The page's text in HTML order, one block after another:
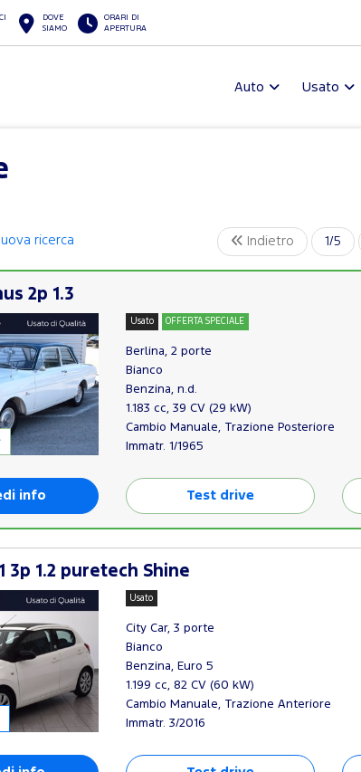
DOVE
SIAMO
ORARI DI
APERTURA
Auto Usato
ricerca Indietro 1/5
2p 1.3
Usato OFFERTA SPECIALE
Berlina, 2 porte
Bianco
Benzina, n.d.
1.183 cc, 39 CV (29 kW)
Cambio Manuale, Trazione Posteriore
Immatr. 1/1965
info Test drive
3p 1.2 puretech Shine
Usato
City Car, 3 porte
Bianco
Benzina, Euro 5
1.199 cc, 82 CV (60 kW)
Cambio Manuale, Trazione Anteriore
Immatr. 3/2016